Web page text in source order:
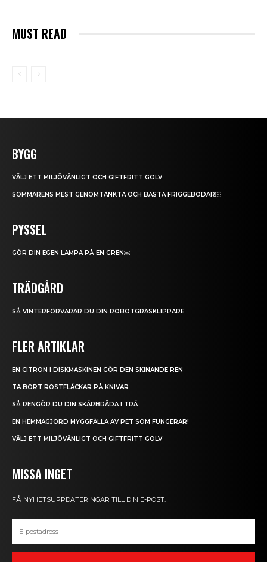
MUST READ
BYGG
VÄLJ ETT MILJÖVÄNLIGT OCH GIFTFRITT GOLV
SOMMARENS MEST GENOMTÄNKTA OCH BÄSTA FRIGGEBODAR￼
PYSSEL
GÖR DIN EGEN LAMPA PÅ EN GREN￼
TRÄDGÅRD
SÅ VINTERFÖRVARAR DU DIN ROBOTGRÄSKLIPPARE
FLER ARTIKLAR
EN CITRON I DISKMASKINEN GÖR DEN SKINANDE REN
TA BORT ROSTFLÄCKAR PÅ KNIVAR
SÅ RENGÖR DU DIN SKÄRBRÄDA I TRÄ
EN HEMMAGJORD MYGGFÄLLA AV PET SOM FUNGERAR!
VÄLJ ETT MILJÖVÄNLIGT OCH GIFTFRITT GOLV
MISSA INGET
FÅ NYHETSUPPDATERINGAR TILL DIN E-POST.